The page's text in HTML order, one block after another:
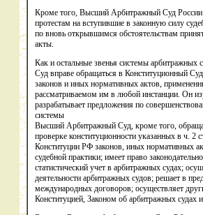
Кроме того, Высший Арбитражный Суд России
протестам на вступившие в законную силу
по вновь открывшимся обстоятельствам
акты.
Как и остальные звенья системы
Суд вправе обращаться в Конституционный
законов и иных нормативных актов,
рассматриваемом им в любой инстанции. Он
разрабатывает предложения по
системы
Высший Арбитражный Суд, кроме того,
проверке конституционности указанных в ч. 2
Конституции РФ законов, иных нормативных
судебной практики; имеет право
статистический учет в арбитражных судах;
деятельности арбитражных судов; решает в
международных договоров; осуществляет
Конституцией, Законом об арбитражных